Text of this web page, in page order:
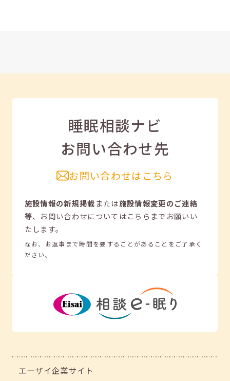
睡眠相談ナビ
お問い合わせ先
お問い合わせはこちら
施設情報の新規掲載または施設情報変更のご連絡
等、 お問い合わせについてはこちらまでお願いい
たします。
なお、お返事まで時間を要することがあることをご了承く
ださい。
エーザイ企業サイト